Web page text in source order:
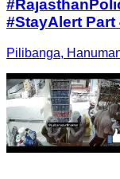
#StayAlert Part
Pilibanga,